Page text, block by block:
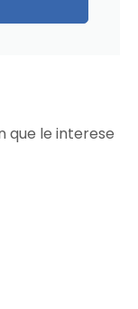
que le interese